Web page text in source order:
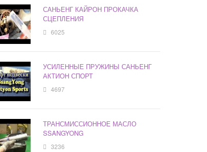
САНЬЕНГ КАЙРОН ПРОКАЧКА
СЦЕПЛЕНИЯ
6025
УСИЛЕННЫЕ ПРУЖИНЫ САНЬЕНГ
АКТИОН СПОРТ
4697
ТРАНСМИССИОННОЕ МАСЛО
SSANGYONG
3236